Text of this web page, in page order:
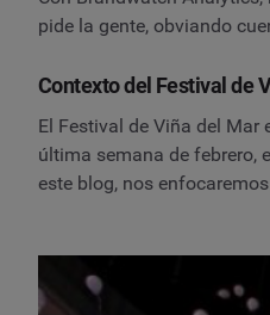
pide la gente, obviando
Contexto del Festival de
El Festival de Viña del
última semana de febrero,
este blog, nos